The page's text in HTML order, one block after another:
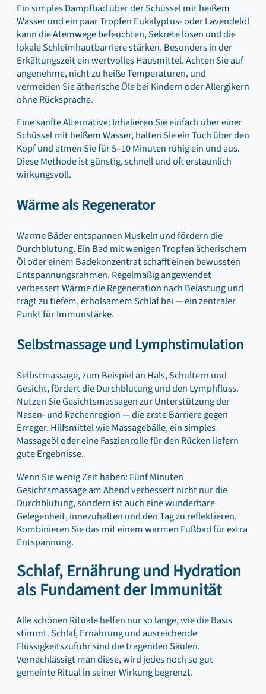
Ein simples Dampfbad über der Schüssel mit heißem
Wasser und ein paar Tropfen Eukalyptus- oder Lavendelöl
kann die Atemwege befeuchten, Sekrete lösen und die
lokale Schleimhautbarriere stärken. Besonders in der
Erkältungszeit ein wertvolles Hausmittel. Achten Sie auf
angenehme, nicht zu heiße Temperaturen, und
vermeiden Sie ätherische Öle bei Kindern oder Allergikern
ohne Rücksprache.
Eine sanfte Alternative: Inhalieren Sie einfach über einer
Schüssel mit heißem Wasser, halten Sie ein Tuch über den
Kopf und atmen Sie für 5–10 Minuten ruhig ein und aus.
Diese Methode ist günstig, schnell und oft erstaunlich
wirkungsvoll.
Wärme als Regenerator
Warme Bäder entspannen Muskeln und fördern die
Durchblutung. Ein Bad mit wenigen Tropfen ätherischem
Öl oder einem Badekonzentrat schafft einen bewussten
Entspannungsrahmen. Regelmäßig angewendet
verbessert Wärme die Regeneration nach Belastung und
trägt zu tiefem, erholsamem Schlaf bei — ein zentraler
Punkt für Immunstärke.
Selbstmassage und Lymphstimulation
Selbstmassage, zum Beispiel an Hals, Schultern und
Gesicht, fördert die Durchblutung und den Lymphfluss.
Nutzen Sie Gesichtsmassagen zur Unterstützung der
Nasen- und Rachenregion — die erste Barriere gegen
Erreger. Hilfsmittel wie Massagebälle, ein simples
Massageöl oder eine Faszienrolle für den Rücken liefern
gute Ergebnisse.
Wenn Sie wenig Zeit haben: Fünf Minuten
Gesichtsmassage am Abend verbessert nicht nur die
Durchblutung, sondern ist auch eine wunderbare
Gelegenheit, innezuhalten und den Tag zu reflektieren.
Kombinieren Sie das mit einem warmen Fußbad für extra
Entspannung.
Schlaf, Ernährung und Hydration
als Fundament der Immunität
Alle schönen Rituale helfen nur so lange, wie die Basis
stimmt. Schlaf, Ernährung und ausreichende
Flüssigkeitszufuhr sind die tragenden Säulen.
Vernachlässigt man diese, wird jedes noch so gut
gemeinte Ritual in seiner Wirkung begrenzt.